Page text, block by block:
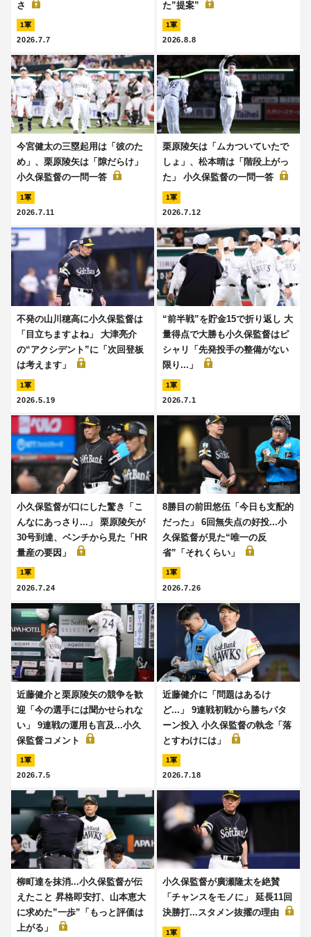
さ
1軍
2026.7.7
た”提案”
1軍
2026.8.8
今宮健太の三塁起用は「彼のた
め」、栗原陵矢は「隙だらけ」
小久保監督の一問一答
1軍
2026.7.11
栗原陵矢は「ムカついていたで
しょ」、松本晴は「階段上がっ
た」 小久保監督の一問一答
1軍
2026.7.12
不発の山川穂高に小久保監督は
「目立ちますよね」 大津亮介
の“アクシデント”に「次回登板
は考えます」
1軍
2026.5.19
“前半戦”を貯金15で折り返し 大
量得点で大勝も小久保監督はピ
シャリ「先発投手の整備がない
限り...」
1軍
2026.7.1
小久保監督が口にした驚き「こ
んなにあっさり...」 栗原陵矢が
30号到達、ベンチから見た「HR
量産の要因」
1軍
2026.7.24
8勝目の前田悠伍「今日も支配的
だった」 6回無失点の好投...小
久保監督が見た“唯一の反
省”「それくらい」
1軍
2026.7.26
近藤健介と栗原陵矢の競争を歓
迎「今の選手には聞かせられな
い」 9連戦の運用も言及...小久
保監督コメント
1軍
2026.7.5
近藤健介に「問題はあるけ
ど...」 9連戦初戦から勝ちパタ
ーン投入 小久保監督の執念「落
とすわけには」
1軍
2026.7.18
柳町達を抹消...小久保監督が伝
えたこと 昇格即安打、山本恵大
に求めた”一歩”「もっと評価は
上がる」
小久保監督が廣瀬隆太を絶賛
「チャンスをモノに」 延長11回
決勝打...スタメン抜擢の理由
1軍